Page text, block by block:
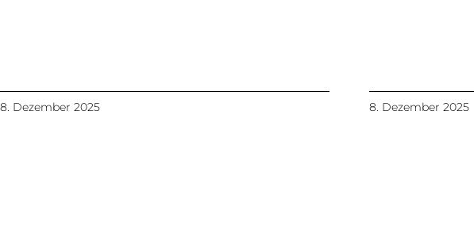
8. Dezember 2025 8. Dezember 2025